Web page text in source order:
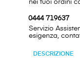
nei tuoi ordini
0444 719637
Servizio
esigenza,
DESCRIZIONE